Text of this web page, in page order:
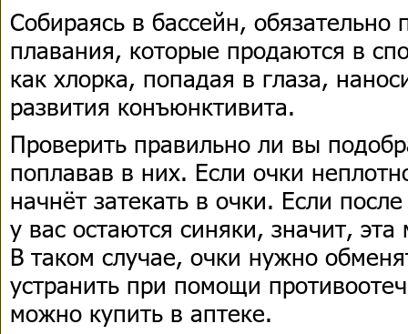
Собираясь в бассейн, обязательно
плавания, которые продаются в
как хлорка, попадая в глаза,
развития конъюнктивита.
Проверить правильно ли вы
поплавав в них. Если очки
начнёт затекать в очки. Если
у вас остаются синяки, значит,
В таком случае, очки нужно
устранить при помощи
можно купить в аптеке.